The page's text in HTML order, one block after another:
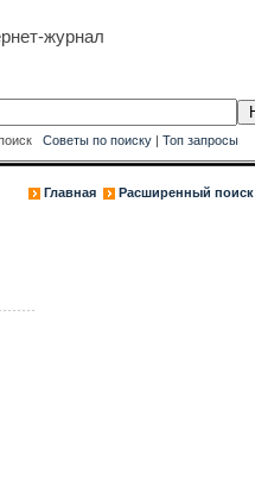
журнал
Советы по поиску| Топ запросы
Главная Расширенный поиск